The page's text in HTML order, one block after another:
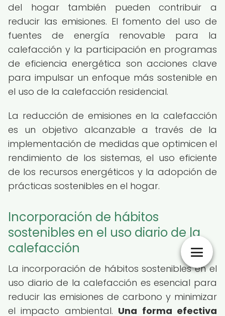
del hogar también pueden contribuir a
reducir las emisiones. El fomento del uso de
fuentes de energía renovable para la
calefacción y la participación en programas
de eficiencia energética son acciones clave
para impulsar un enfoque más sostenible en
el uso de la calefacción residencial.
La reducción de emisiones en la calefacción
es un objetivo alcanzable a través de la
implementación de medidas que optimicen el
rendimiento de los sistemas, el uso eficiente
de los recursos energéticos y la adopción de
prácticas sostenibles en el hogar.
Incorporación de hábitos
sostenibles en el uso diario de la
calefacción
La incorporación de hábitos sostenibles en el
uso diario de la calefacción es esencial para
reducir las emisiones de carbono y minimizar
el impacto ambiental. Una forma efectiva